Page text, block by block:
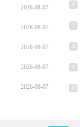
2026-08-07
2026-08-07
2026-08-07
2026-08-07
2026-08-07
6
7
9